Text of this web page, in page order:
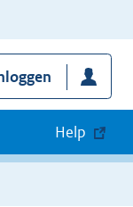
Help